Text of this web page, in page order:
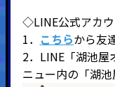
◇LINE公式アカ
1． こちらから友
2．LINE「湖池屋
ニュー内の「湖